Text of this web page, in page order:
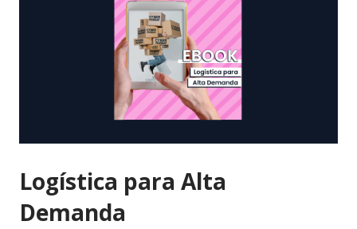
Logística para Alta
Demanda